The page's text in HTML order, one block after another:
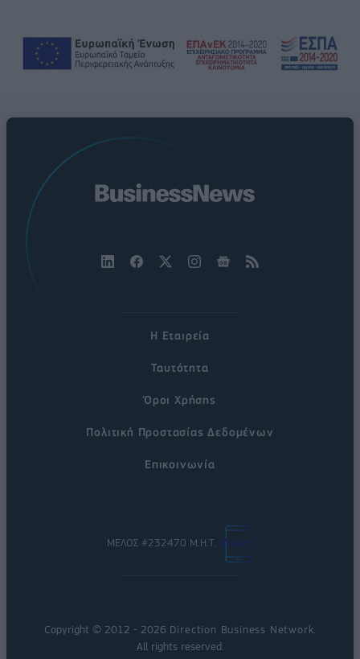
Η Εταιρεία
Ταυτότητα
Όροι Χρήσης
Πολιτική Προστασίας Δεδομένων
Επικοινωνία
ΜΕΛΟΣ #232470 Μ.Η.Τ.
Copyright © 2012 - 2026 Direction Business Network.
All rights reserved.